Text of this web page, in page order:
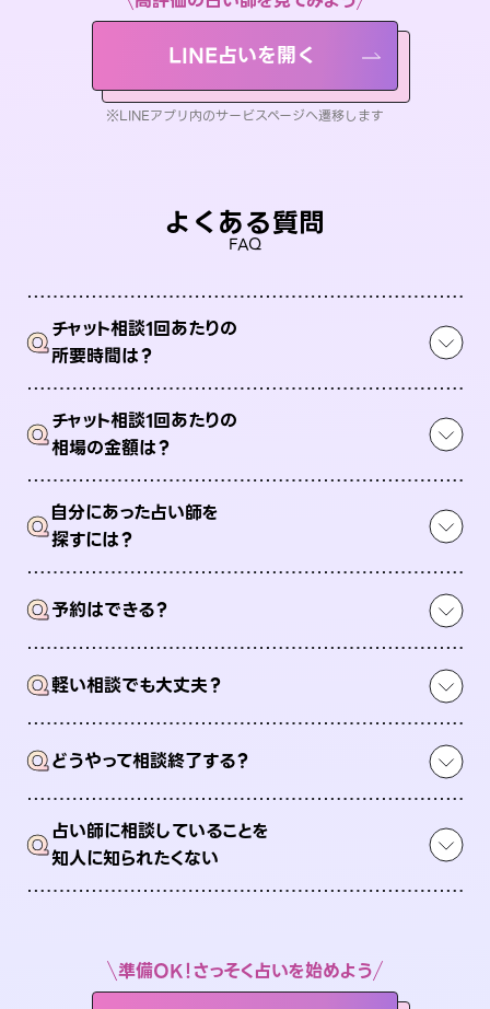
LINE占いを開く
※LINEアプリ内のサービスページへ遷移します
よくある質問
FAQ
Qチャット相談1回あたりの
所要時間は？
Qチャット相談1回あたりの
相場の金額は？
Q自分にあった占い師を
探すには？
Q予約はできる？
Q軽い相談でも大丈夫？
Qどうやって相談終了する？
Q占い師に相談していることを
知人に知られたくない
準備OK！さっそく占いを始めよう